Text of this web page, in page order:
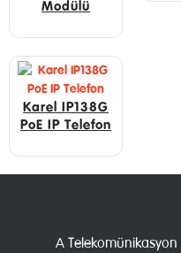
Modülü
Karel IP138G
PoE IP Telefon
A Telekomünikasyon